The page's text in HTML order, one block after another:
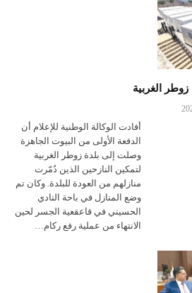
الغربية
أفادت الوكالة الوطنية للإعلام أن
الدفعة الأولى من البيوت الجاهزة
وصلت إلى بلدة زوطر الغربية
لتمكين النازحين الذين دُمّرت
منازلهم من العودة للبلدة. وكان تم
وضع المنازل في باحة النادي
الحسيني في قاعقعية الجسر لحين
الانتهاء من عملية رفع ركام…